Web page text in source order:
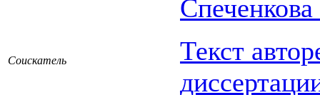
Соискатель
Текст